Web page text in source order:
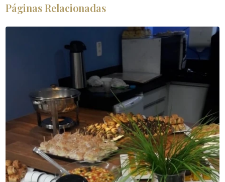
Páginas Relacionadas